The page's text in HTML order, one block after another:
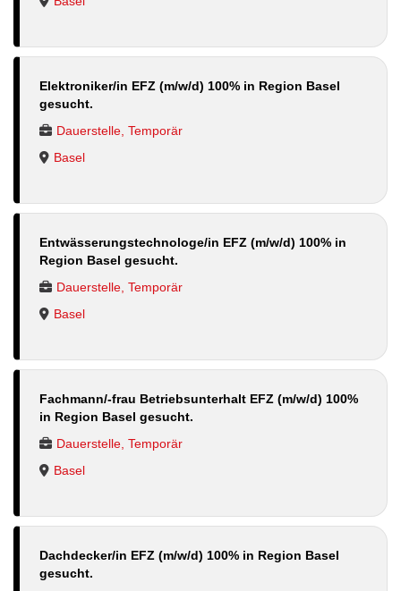
Elektroniker/in EFZ (m/w/d) 100% in Region Basel
gesucht.
Dauerstelle, Temporär
Basel
Entwässerungstechnologe/in EFZ (m/w/d) 100% in
Region Basel gesucht.
Dauerstelle, Temporär
Basel
Fachmann/-frau Betriebsunterhalt EFZ (m/w/d) 100%
in Region Basel gesucht.
Dauerstelle, Temporär
Basel
Dachdecker/in EFZ (m/w/d) 100% in Region Basel
gesucht.